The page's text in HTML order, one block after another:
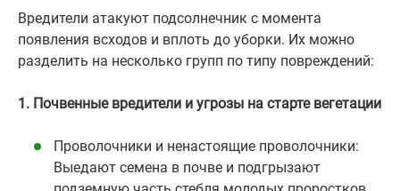
Вредители атакуют подсолнечник с момента
появления всходов и вплоть до уборки. Их можно
разделить на несколько групп по типу повреждений:
1. Почвенные вредители и угрозы на старте вегетации
Проволочники и ненастоящие проволочники:
Выедают семена в почве и подгрызают